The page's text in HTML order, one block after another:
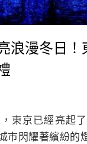
浪漫冬日！
東京已經亮起
市閃耀著繽紛的